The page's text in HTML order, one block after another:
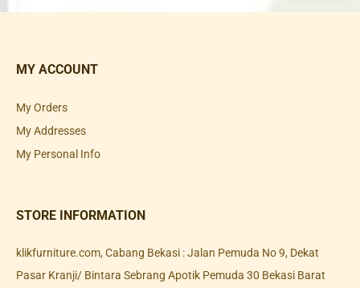
MY ACCOUNT
My Orders
My Addresses
My Personal Info
STORE INFORMATION
klikfurniture.com, Cabang Bekasi : Jalan Pemuda No 9, Dekat
Pasar Kranji/ Bintara Sebrang Apotik Pemuda 30 Bekasi Barat